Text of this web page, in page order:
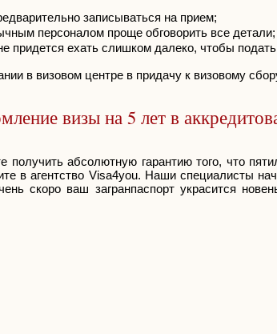
записываться на прием;
персоналом проще обговорить все детали;
придется ехать слишком далеко, чтобы
в визовом центре в придачу к визовому
визы на 5 лет в
получить абсолютную гарантию того, что
в агентство Visa4you. Наши специалисты
скоро ваш загранпаспорт украсится